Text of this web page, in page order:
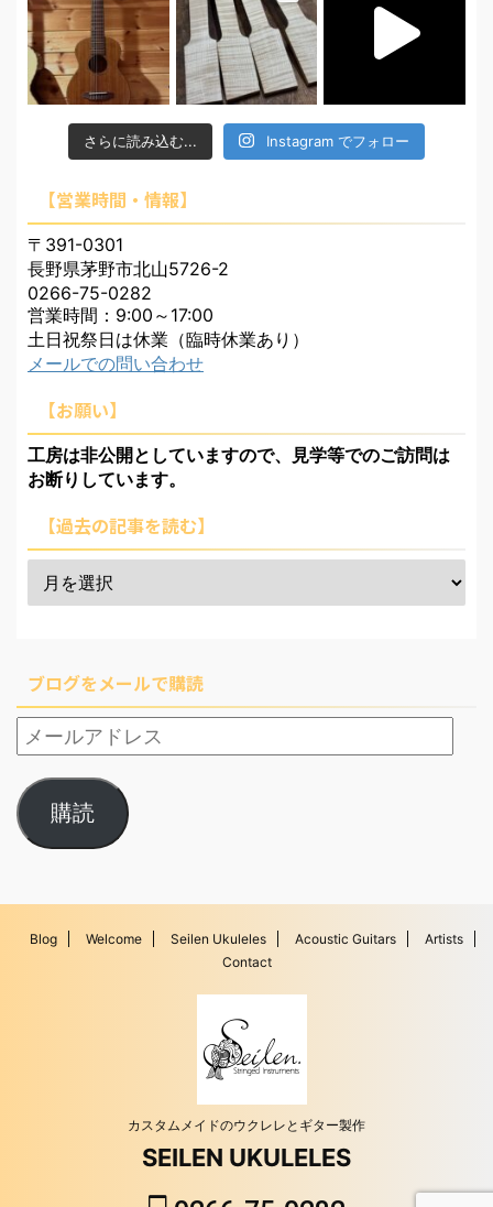
さらに読み込む... Instagram でフォロー
【営業時間・情報】
〒391-0301
長野県茅野市北山5726-2
0266-75-0282
営業時間：9:00～17:00
土日祝祭日は休業（臨時休業あり）
メールでの問い合わせ
【お願い】
工房は非公開としていますので、見学等でのご訪問は
お断りしています。
【過去の記事を読む】
ブログをメールで購読
購読
Blog Welcome Seilen Ukuleles Acoustic Guitars
Artists
Contact
カスタムメイドのウクレレとギター製作
SEILEN UKULELES